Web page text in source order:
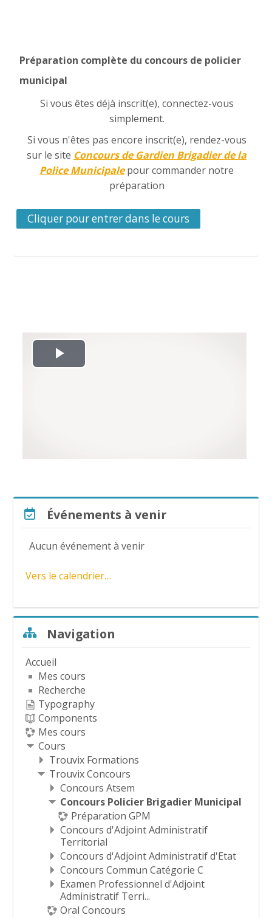
DiY
Préparation complète du concours de policier
municipal
Si vous êtes déjà inscrit(e), connectez-vous
simplement.
Si vous n'êtes pas encore inscrit(e), rendez-vous
sur le site Concours de Gardien Brigadier de la
Police Municipalepour commander notre
préparation
Cliquer pour entrer dans le cours
L
a
v
d
é
o
Passer Événements à venir
Événements à venir
Aucun événement à venir
Vers le calendrier…
Navigation
Accueil
Mes cours
Recherche
Typography
Components
Mes cours
Cours
Trouvix Formations
Trouvix Concours
Concours Atsem
Concours Policier Brigadier Municipal
Préparation GPM
Concours d'Adjoint Administratif
Territorial
Concours d'Adjoint Administratif d'Etat
Concours Commun Catégorie C
Examen Professionnel d'Adjoint
Administratif Terri...
Oral Concours